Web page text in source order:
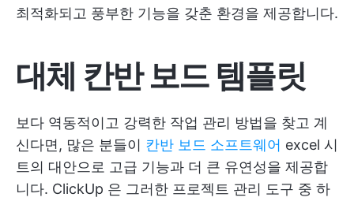
최적화되고 풍부한 기능을 갖춘 환경을 제공합니다.
대체 칸반 보드 템플릿
보다 역동적이고 강력한 작업 관리 방법을 찾고 계
신다면, 많은 분들이 칸반 보드 소프트웨어 excel 시
트의 대안으로 고급 기능과 더 큰 유연성을 제공합
니다. ClickUp 은 그러한 프로젝트 관리 도구 중 하